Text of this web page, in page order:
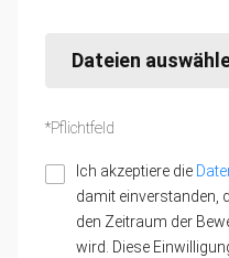
Dateien
*Pflichtfeld
Ich akzeptiere die
damit einverstanden,
den Zeitraum der
wird. Diese